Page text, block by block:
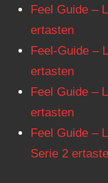
Feel Guide –
ertasten
Feel-Guide –
ertasten
Feel Guide –
ertasten
Feel Guide –
Serie 2